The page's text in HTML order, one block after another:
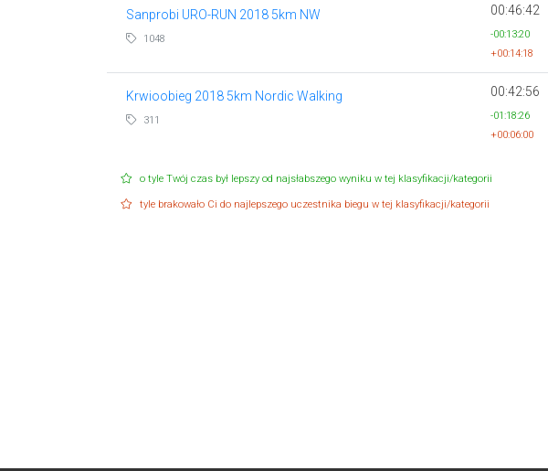
Sanprobi URO-RUN 2018 5km NW
1048
00:46:42
-00:13:20
+00:14:18
Krwioobieg 2018 5km Nordic Walking
311
00:42:56
-01:18:26
+00:06:00
o tyle Twój czas był lepszy od najsłabszego wyniku w tej klasyfikacji/kategorii
tyle brakowało Ci do najlepszego uczestnika biegu w tej klasyfikacji/kategorii